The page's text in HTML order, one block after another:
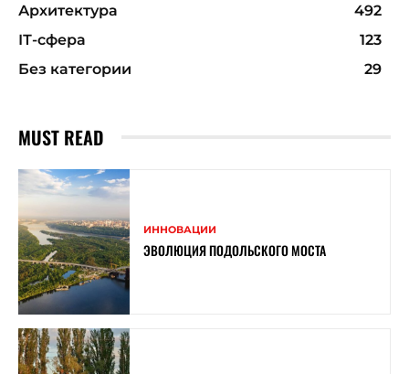
Архитектура
492
ІТ-сфера
123
Без категории
29
MUST READ
ИННОВАЦИИ
ЭВОЛЮЦИЯ ПОДОЛЬСКОГО МОСТА